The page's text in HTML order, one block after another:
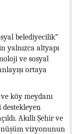
belediyecilik”
yalnızca altyapı
ve sosyal
ortaya
köy meydanı
destekleyen
Akıllı Şehir ve
vizyonunun